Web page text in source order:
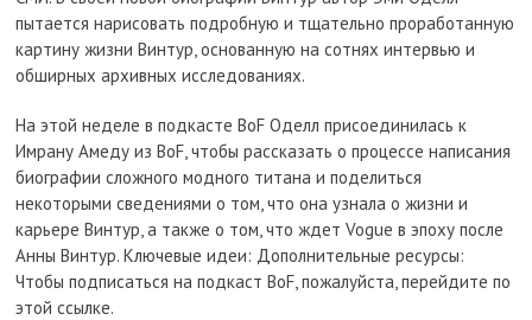
пытается нарисовать подробную и тщательно проработанную
картину жизни Винтур, основанную на сотнях интервью и
обширных архивных исследованиях.
На этой неделе в подкасте BoF Оделл присоединилась к
Имрану Амеду из BoF, чтобы рассказать о процессе написания
биографии сложного модного титана и поделиться
некоторыми сведениями о том, что она узнала о жизни и
карьере Винтур, а также о том, что ждет Vogue в эпоху после
Анны Винтур. Ключевые идеи: Дополнительные ресурсы:
Чтобы подписаться на подкаст BoF, пожалуйста, перейдите по
этой ссылке.